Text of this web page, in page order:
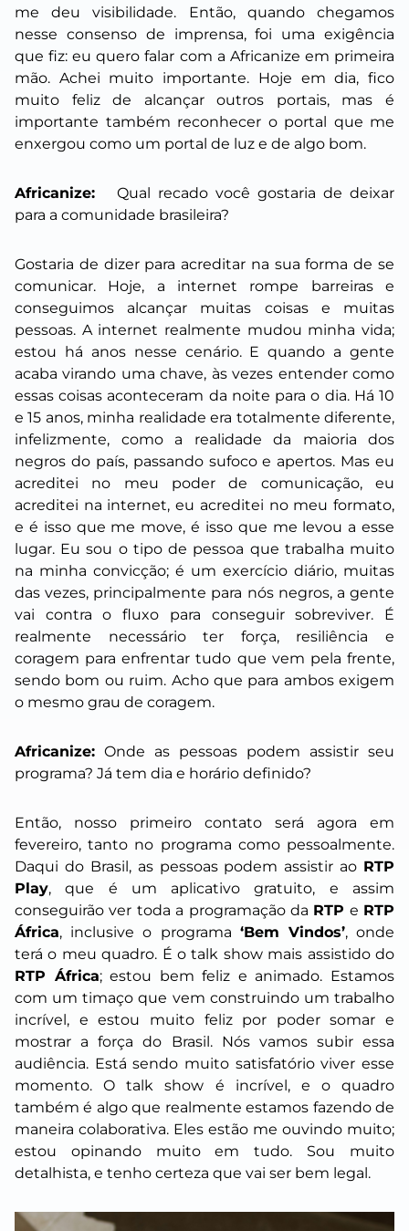
me deu visibilidade. Então, quando chegamos
nesse consenso de imprensa, foi uma exigência
que fiz: eu quero falar com a Africanize em primeira
mão. Achei muito importante. Hoje em dia, fico
muito feliz de alcançar outros portais, mas é
importante também reconhecer o portal que me
enxergou como um portal de luz e de algo bom.
Africanize:
Qual recado você gostaria de deixar
para a comunidade brasileira?
Gostaria de dizer para acreditar na sua forma de se
comunicar. Hoje, a internet rompe barreiras e
conseguimos alcançar muitas coisas e muitas
pessoas. A internet realmente mudou minha vida;
estou há anos nesse cenário. E quando a gente
acaba virando uma chave, às vezes entender como
essas coisas aconteceram da noite para o dia. Há 10
e 15 anos, minha realidade era totalmente diferente,
infelizmente, como a realidade da maioria dos
negros do país, passando sufoco e apertos. Mas eu
acreditei no meu poder de comunicação, eu
acreditei na internet, eu acreditei no meu formato,
e é isso que me move, é isso que me levou a esse
lugar. Eu sou o tipo de pessoa que trabalha muito
na minha convicção; é um exercício diário, muitas
das vezes, principalmente para nós negros, a gente
vai contra o fluxo para conseguir sobreviver. É
realmente necessário ter força, resiliência e
coragem para enfrentar tudo que vem pela frente,
sendo bom ou ruim. Acho que para ambos exigem
o mesmo grau de coragem.
Africanize: Onde as pessoas podem assistir seu
programa? Já tem dia e horário definido?
Então, nosso primeiro contato será agora em
fevereiro, tanto no programa como pessoalmente.
Daqui do Brasil, as pessoas podem assistir ao RTP
Play, que é um aplicativo gratuito, e assim
conseguirão ver toda a programação da RTP e RTP
África, inclusive o programa ‘Bem Vindos’, onde
terá o meu quadro. É o talk show mais assistido do
RTP África; estou bem feliz e animado. Estamos
com um timaço que vem construindo um trabalho
incrível, e estou muito feliz por poder somar e
mostrar a força do Brasil. Nós vamos subir essa
audiência. Está sendo muito satisfatório viver esse
momento. O talk show é incrível, e o quadro
também é algo que realmente estamos fazendo de
maneira colaborativa. Eles estão me ouvindo muito;
estou opinando muito em tudo. Sou muito
detalhista, e tenho certeza que vai ser bem legal.